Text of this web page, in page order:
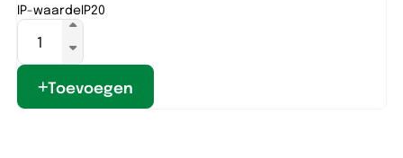
IP-waardeIP20
Toevoegen